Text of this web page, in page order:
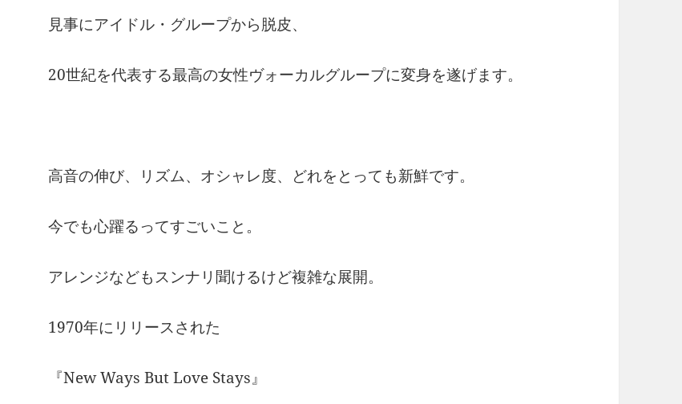
見事にアイドル・グループから脱皮、
20世紀を代表する最高の女性ヴォーカルグループに変身を遂げます。
高音の伸び、リズム、オシャレ度、どれをとっても新鮮です。
今でも心躍るってすごいこと。
アレンジなどもスンナリ聞けるけど複雑な展開。
1970年にリリースされた
『New Ways But Love Stays』